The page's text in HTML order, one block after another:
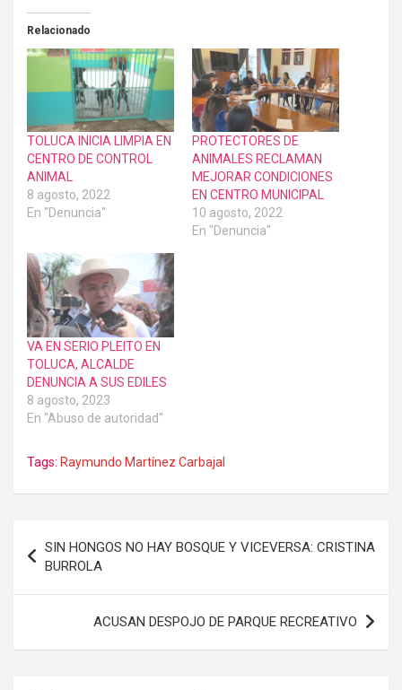
Relacionado
TOLUCA INICIA LIMPIA EN
CENTRO DE CONTROL
ANIMAL
8 agosto, 2022
En "Denuncia"
PROTECTORES DE
ANIMALES RECLAMAN
MEJORAR CONDICIONES
EN CENTRO MUNICIPAL
10 agosto, 2022
En "Denuncia"
VA EN SERIO PLEITO EN
TOLUCA, ALCALDE
DENUNCIA A SUS EDILES
8 agosto, 2023
En "Abuso de autoridad"
Tags: Raymundo Martínez Carbajal
de
entradas
SIN HONGOS NO HAY BOSQUE Y VICEVERSA: CRISTINA
BURROLA
ACUSAN DESPOJO DE PARQUE RECREATIVO